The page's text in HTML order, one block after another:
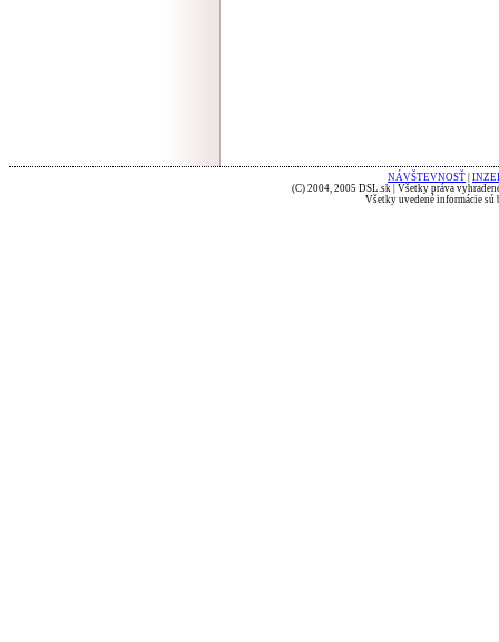
NÁVŠTEVNOSŤ
(C) 2004, 2005 DSL.sk | Všetky práva
Všetky uvedené informácie sú